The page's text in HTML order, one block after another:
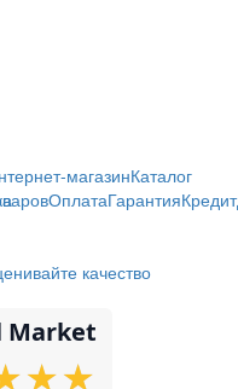
магазинКаталог
ОплатаГарантияКредит
Market
★
★★
★